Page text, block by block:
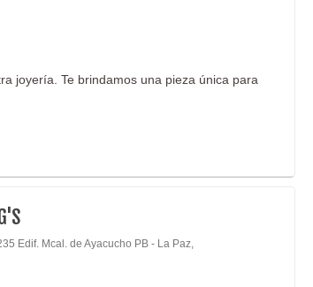
joyería. Te brindamos una pieza única para
Edif. Mcal. de Ayacucho PB - La Paz,